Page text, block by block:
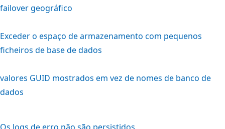
failover geográfico
Exceder o espaço de armazenamento com pequenos
ficheiros de base de dados
valores GUID mostrados em vez de nomes de banco de
dados
Os logs de erro não são persistidos